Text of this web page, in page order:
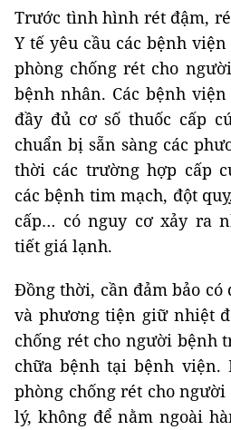
Trước tình hình rét đậm,
Y tế yêu cầu các bệnh
phòng chống rét cho
bệnh nhân. Các bệnh
đầy đủ cơ số thuốc cấp
chuẩn bị sẵn sàng các
thời các trường hợp cấp
các bệnh tim mạch, đột
cấp… có nguy cơ xảy ra
tiết giá lạnh.
Đồng thời, cần đảm bảo có
và phương tiện giữ nhiệt
chống rét cho người bệnh
chữa bệnh tại bệnh viện.
phòng chống rét cho
lý, không để nằm ngoài